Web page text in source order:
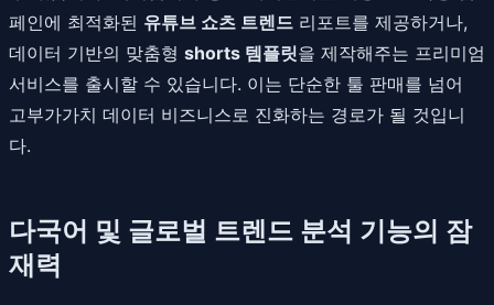
페인에 최적화된 유튜브 쇼츠 트렌드 리포트를 제공하거나,
데이터 기반의 맞춤형 shorts 템플릿을 제작해주는 프리미엄
서비스를 출시할 수 있습니다. 이는 단순한 툴 판매를 넘어
고부가가치 데이터 비즈니스로 진화하는 경로가 될 것입니
다.
다국어 및 글로벌 트렌드 분석 기능의 잠
재력